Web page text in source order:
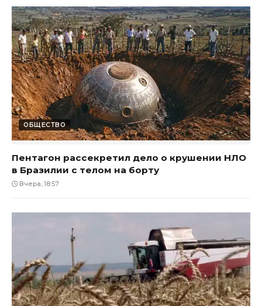
ОБЩЕСТВО
Пентагон рассекретил дело о крушении НЛО
в Бразилии с телом на борту
Вчера, 18:57